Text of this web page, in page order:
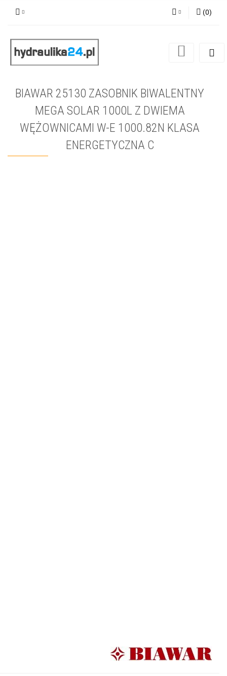
Zarejestruj się
(0)
BIAWAR 25130 ZASOBNIK BIWALENTNY
MEGA SOLAR 1000L Z DWIEMA
WĘŻOWNICAMI W-E 1000.82N KLASA
ENERGETYCZNA C